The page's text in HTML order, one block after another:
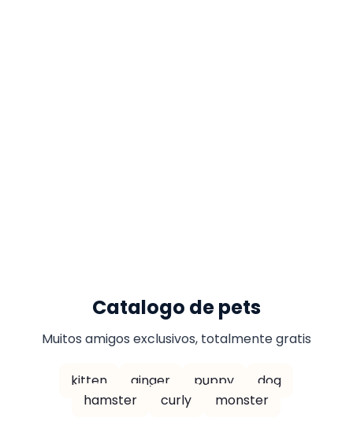
Catalogo de pets
Muitos amigos exclusivos, totalmente gratis
kitten ginger puppy
dog
hamster
curly monster